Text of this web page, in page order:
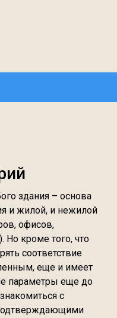
здания – основа
и жилой, и нежилой
офисов,
кроме того, что
соответствие
еще и имеет
параметры еще до
с